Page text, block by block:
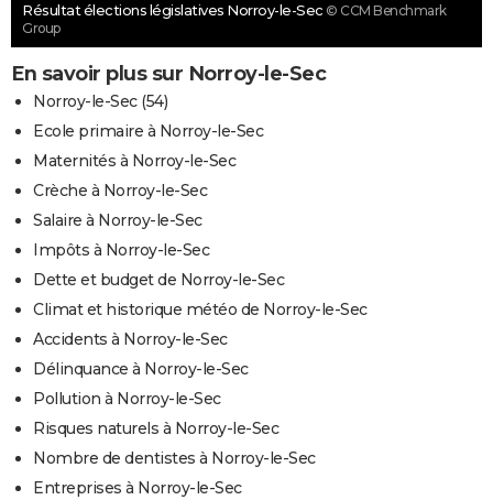
Résultat élections législatives Norroy-le-Sec © CCM Benchmark
Group
En savoir plus sur Norroy-le-Sec
Norroy-le-Sec (54)
Ecole primaire à Norroy-le-Sec
Maternités à Norroy-le-Sec
Crèche à Norroy-le-Sec
Salaire à Norroy-le-Sec
Impôts à Norroy-le-Sec
Dette et budget de Norroy-le-Sec
Climat et historique météo de Norroy-le-Sec
Accidents à Norroy-le-Sec
Délinquance à Norroy-le-Sec
Pollution à Norroy-le-Sec
Risques naturels à Norroy-le-Sec
Nombre de dentistes à Norroy-le-Sec
Entreprises à Norroy-le-Sec